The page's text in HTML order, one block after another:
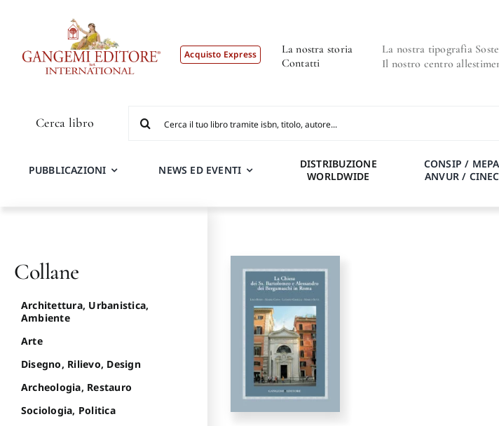
Acquisto Express
La nostra storia
Contatti
La nostra tipografia
Il nostro centro
Cerca libro
per:
PUBBLICAZIONI NEWS ED EVENTI
DISTRIBUZIONE
WORLDWIDE
CONSIP /
ANVUR /
Collane
Architettura, Urbanistica,
Ambiente
Arte
Disegno, Rilievo, Design
Archeologia, Restauro
Sociologia, Politica